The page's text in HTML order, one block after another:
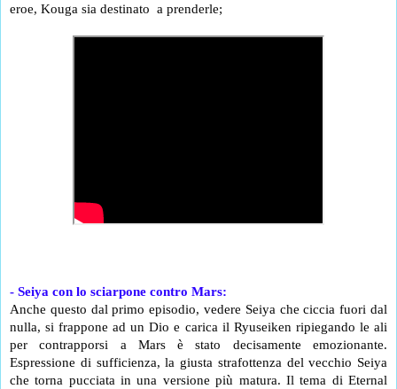
eroe, Kouga sia destinato  a prenderle;
- Seiya con lo sciarpone contro Mars:
Anche questo dal primo episodio, vedere Seiya che ciccia fuori dal
nulla, si frappone ad un Dio e carica il Ryuseiken ripiegando le ali
per contrapporsi a Mars è stato decisamente emozionante.
Espressione di sufficienza, la giusta strafottenza del vecchio Seiya
che torna pucciata in una versione più matura. Il tema di Eternal